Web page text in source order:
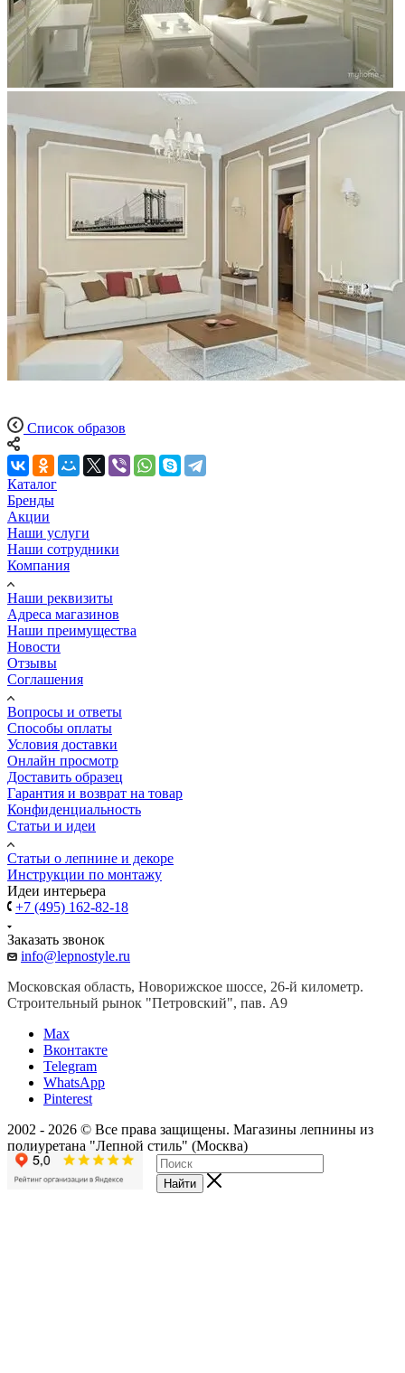
Список образов
Каталог
Бренды
Акции
Наши услуги
Наши сотрудники
Компания
Наши реквизиты
Адреса магазинов
Наши преимущества
Новости
Отзывы
Соглашения
Вопросы и ответы
Способы оплаты
Условия доставки
Онлайн просмотр
Доставить образец
Гарантия и возврат на товар
Конфиденциальность
Статьи и идеи
Cтатьи о лепнине и декоре
Инструкции по монтажу
Идеи интерьера
+7 (495) 162-82-18
Заказать звонок
info@lepnostyle.ru
Московская область, Новорижское шоссе, 26-й километр.
Строительный рынок "Петровский", пав. А9
Мах
Вконтакте
Telegram
WhatsApp
Pinterest
2002 - 2026 © Все права защищены. Магазины лепнины из
полиуретана "Лепной стиль" (Москва)
Найти